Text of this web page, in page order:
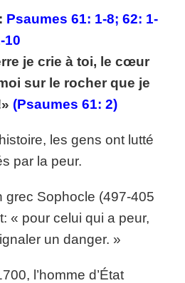
: Psaumes 61: 1-8; 62: 1-
10
je crie à toi, le cœur
sur le rocher que je
(Psaumes 61: 2)
les gens ont lutté
par la peur.
grec Sophocle (497-405
« pour celui qui a peur,
un danger. »
l’homme d’État